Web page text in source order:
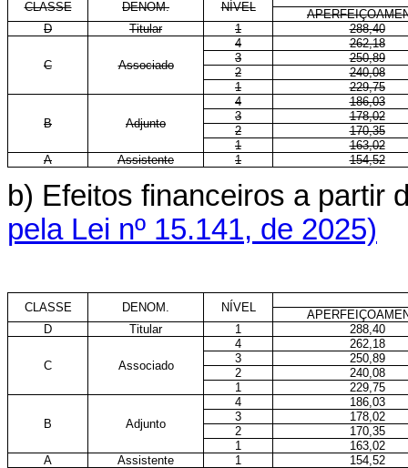
CLASSE DENOM. NÍVEL
D
Titular 1 288,40
C Associado
4
262,18
3
250,89
2
240,08
1
229,75
B Adjunto
4
186,03
3
178,02
2
170,35
1
163,02
A
Assistente 1 154,52
b) Efeitos financeiros a
pela Lei nº 15.141, de 2025)
CLASSE DENOM. NÍVEL
D
Titular 1 288,40
C Associado
4
262,18
3
250,89
2
240,08
1
229,75
B Adjunto
4
186,03
3
178,02
2
170,35
1
163,02
A
Assistente 1 154,52